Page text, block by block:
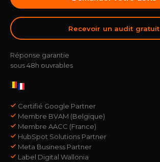
Recevoir un audit gratuit
Réponse garantie
sous 48h ouvrables
Certifié Google Partner
Membre BVAM (Belgique)
Membre AACC (France)
HubSpot Solutions Partner
Meta Business Partner
Label Digital Wallonia